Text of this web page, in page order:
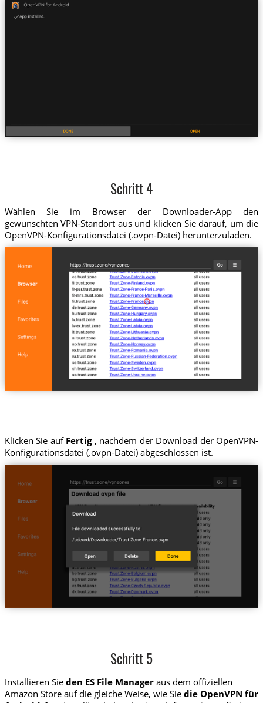
Schritt 4
Wählen Sie im Browser der Downloader-App den
gewünschten VPN-Standort aus und klicken Sie darauf, um die
OpenVPN-Konfigurationsdatei (.ovpn-Datei) herunterzuladen.
Klicken Sie auf Fertig, nachdem der Download der OpenVPN-
Konfigurationsdatei (.ovpn-Datei) abgeschlossen ist.
Schritt 5
Installieren Sie den ES File Manageraus dem offiziellen
Amazon Store auf die gleiche Weise, wie Sie die OpenVPN für